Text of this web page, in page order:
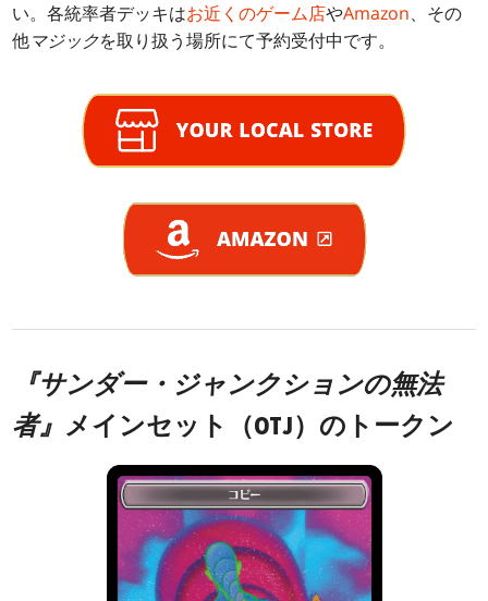
い。各統率者デッキはお近くのゲーム店やAmazon、その
他マジックを取り扱う場所にて予約受付中です。
『サンダー・ジャンクションの無法
者』 メインセット（OTJ）のトークン